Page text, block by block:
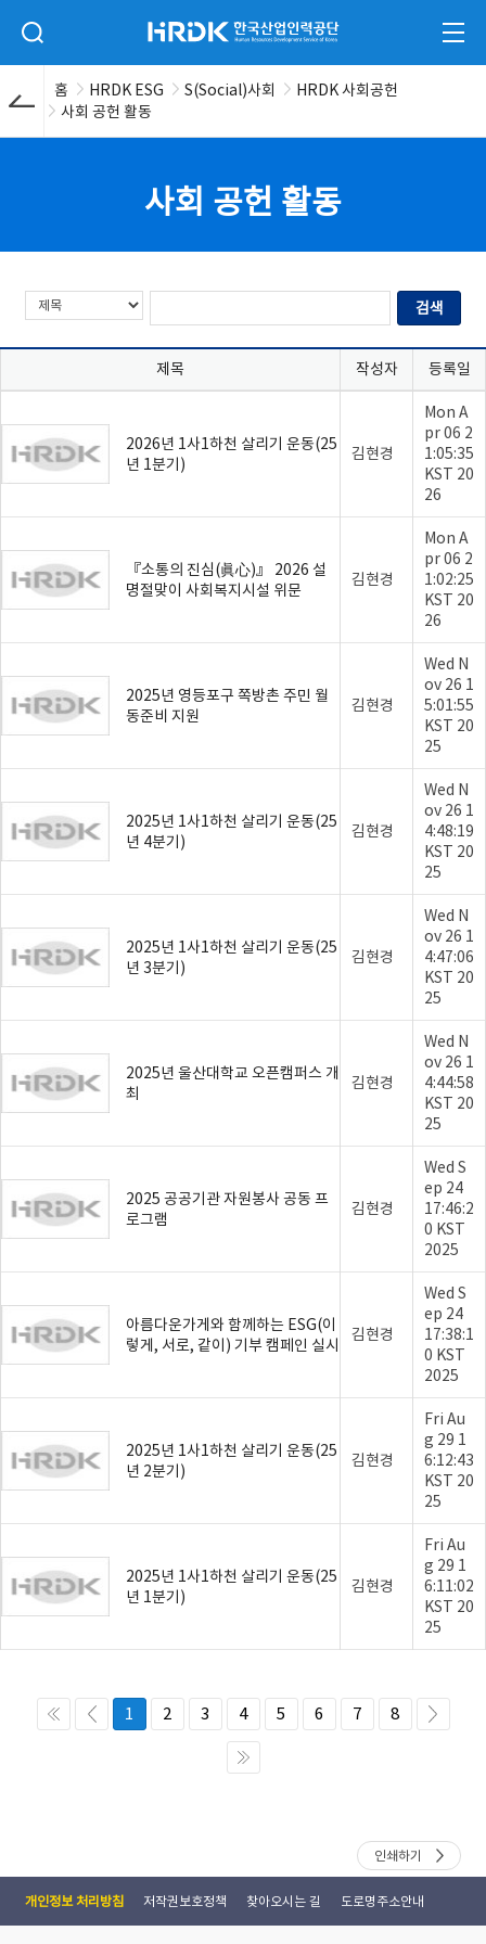
검색 입력폼 열기 HRDK 한국산업인력공단 전체
홈 HRDK ESG S(Social)사회
HRDK 사회공헌
사회 공헌 활동
사회 공헌 활동
제목 작성자 등록일
2026년 1사1하천 살리기 운동(25
년 1분기)
김현경
Mon A
pr 06 2
1:05:35
KST 20
26
『소통의 진심(眞心)』 2026 설
명절맞이 사회복지시설 위문
김현경
Mon A
pr 06 2
1:02:25
KST 20
26
2025년 영등포구 쪽방촌 주민 월
동준비 지원
김현경
Wed N
ov 26 1
5:01:55
KST 20
25
2025년 1사1하천 살리기 운동(25
년 4분기)
김현경
Wed N
ov 26 1
4:48:19
KST 20
25
2025년 1사1하천 살리기 운동(25
년 3분기)
김현경
Wed N
ov 26 1
4:47:06
KST 20
25
2025년 울산대학교 오픈캠퍼스 개
최
김현경
Wed N
ov 26 1
4:44:58
KST 20
25
2025 공공기관 자원봉사 공동 프
로그램
김현경
Wed S
ep 24
17:46:2
0 KST
2025
아름다운가게와 함께하는 ESG(이
렇게, 서로, 같이) 기부 캠페인 실시
김현경
Wed S
ep 24
17:38:1
0 KST
2025
2025년 1사1하천 살리기 운동(25
년 2분기)
김현경
Fri Au
g 29 1
6:12:43
KST 20
25
2025년 1사1하천 살리기 운동(25
년 1분기)
김현경
Fri Au
g 29 1
6:11:02
KST 20
25
1 2 3 4 5 6 7 8
인쇄하기
개인정보 처리방침 저작권보호정책 찾아오시는 길 도로명주소안내